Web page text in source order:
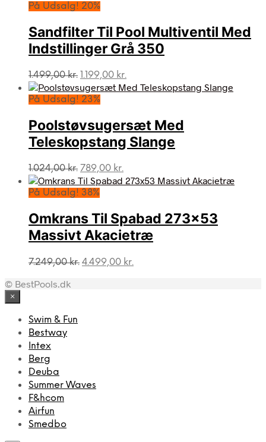
På Udsalg! 20%
Sandfilter Til Pool Multiventil Med
Indstillinger Grå 350
1.499,00kr. Den
oprindelige
pris
1.499,00 kr..
1.199,00 kr.
aktuelle
1.199,00 kr..
På Udsalg! 23%
Poolstøvsugersæt Med
Teleskopstang Slange
1.024,00kr. Den
oprindelige
pris
1.024,00 kr..
789,00 kr.
aktuelle
789,00 kr..
På Udsalg! 38%
Omkrans Til Spabad 273×53
Massivt Akacietræ
7.249,00kr. Den
4.499,00 kr.
© BestPools.dk
×
Swim & Fun
Bestway
Intex
Berg
Deuba
Summer Waves
F&hcom
Airfun
Smedbo